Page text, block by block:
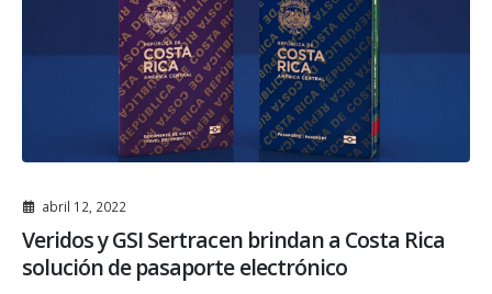
abril 12, 2022
Veridos y GSI Sertracen brindan a Costa Rica
solución de pasaporte electrónico